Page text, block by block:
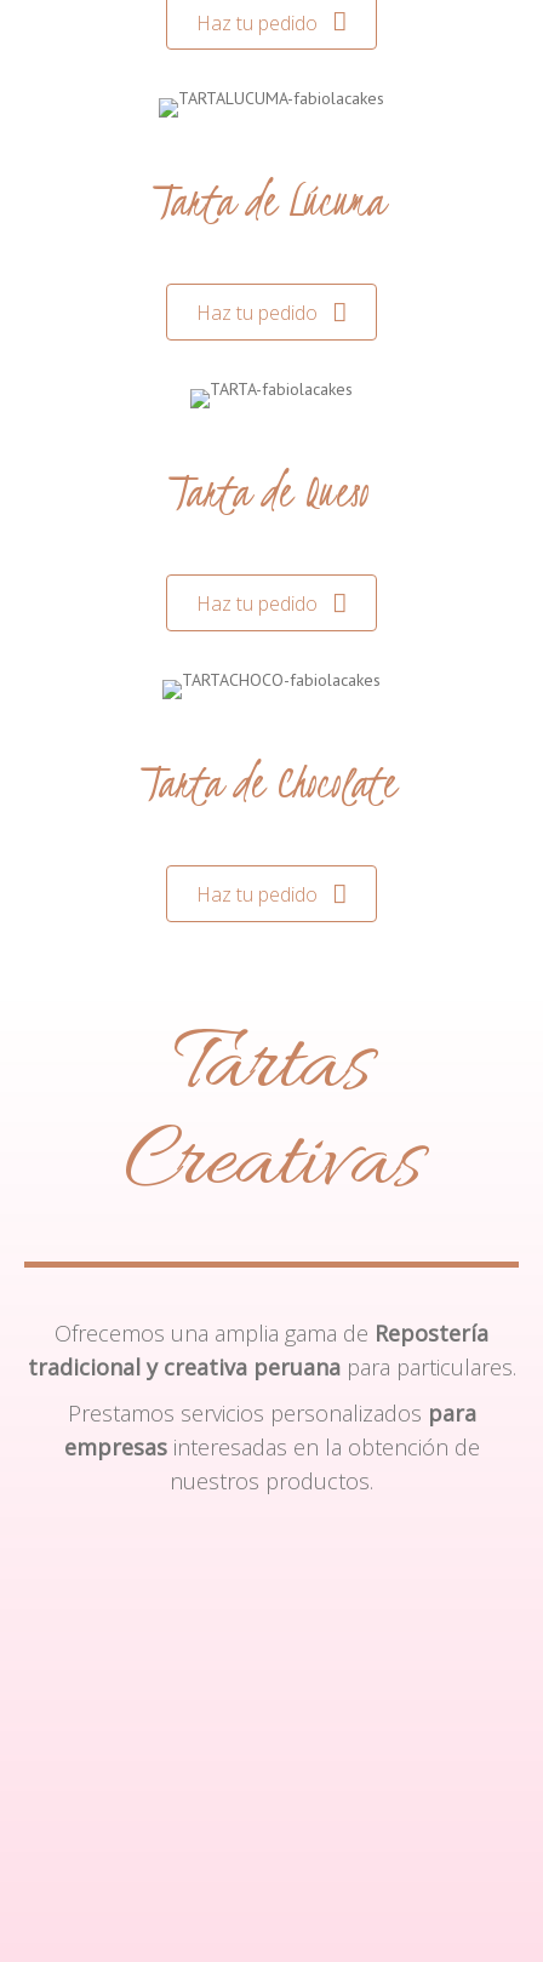
Haz tu pedido
Tarta de Lúcuma
Haz tu pedido
Tarta de Queso
Haz tu pedido
Tarta de Chocolate
Haz tu pedido
Tartas
Creativas
Ofrecemos una amplia gama de Repostería
tradicional y creativa peruanapara particulares.
Prestamos servicios personalizados para
empresasinteresadas en la obtención de
nuestros productos.